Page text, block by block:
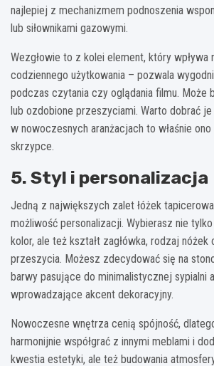
najlepiej z mechanizmem podnoszenia
lub siłownikami gazowymi.
Wezgłowie to z kolei element, który wpływa
codziennego użytkowania – pozwala
podczas czytania czy oglądania filmu. Może
lub ozdobione przeszyciami. Warto dobrać
w nowoczesnych aranżacjach to właśnie
skrzypce.
5. Styl i personalizacja
Jedną z największych zalet łóżek
możliwość personalizacji. Wybierasz nie
kolor, ale też kształt zagłówka, rodzaj
przeszycia. Możesz zdecydować się na
barwy pasujące do minimalistycznej sypialni
wprowadzające akcent dekoracyjny.
Nowoczesne wnętrza cenią spójność,
harmonijnie współgrać z innymi meblami i
kwestia estetyki, ale też budowania